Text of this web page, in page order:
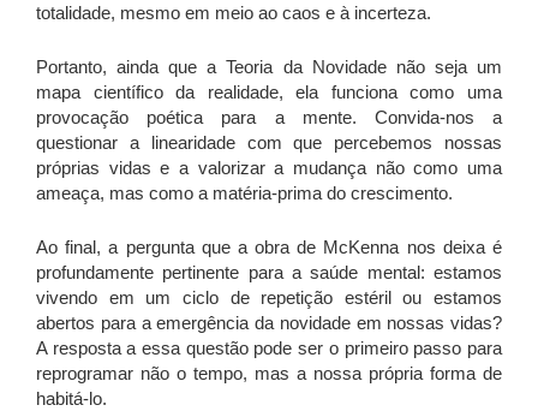
totalidade, mesmo em meio ao caos e à incerteza.
Portanto, ainda que a Teoria da Novidade não seja um
mapa científico da realidade, ela funciona como uma
provocação poética para a mente. Convida-nos a
questionar a linearidade com que percebemos nossas
próprias vidas e a valorizar a mudança não como uma
ameaça, mas como a matéria-prima do crescimento.
Ao final, a pergunta que a obra de McKenna nos deixa é
profundamente pertinente para a saúde mental: estamos
vivendo em um ciclo de repetição estéril ou estamos
abertos para a emergência da novidade em nossas vidas?
A resposta a essa questão pode ser o primeiro passo para
reprogramar não o tempo, mas a nossa própria forma de
habitá-lo.